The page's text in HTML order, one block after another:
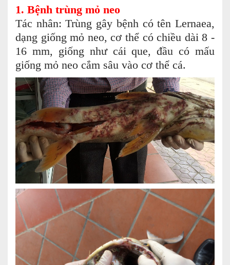
1. Bệnh trùng mỏ neo
Tác nhân: Trùng gây bệnh có tên Lernaea,
dạng giống mỏ neo, cơ thể có chiều dài 8 -
16 mm, giống như cái que, đầu có mấu
giống mỏ neo cắm sâu vào cơ thể cá.